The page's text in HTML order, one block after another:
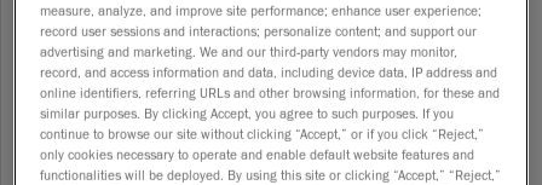
ビデオ
MetraSCAN 3D™ | FARO CREAFORMビデオ
MetraSCAN 3Dを活用すれば、どこでも正確な寸法測定を
行え、極めて複雑な形状の部品品質も検証できます。
measure, analyze, and improve site performance; enhance user experience;
record user sessions and interactions; personalize content; and support our
advertising and marketing. We and our third-party vendors may monitor,
record, and access information and data, including device data, IP address and
online identifiers, referring URLs and other browsing information, for these and
similar purposes. By clicking Accept, you agree to such purposes. If you
continue to browse our site without clicking “Accept,” or if you click “Reject,”
only cookies necessary to operate and enable default website features and
functionalities will be deployed. By using this site or clicking “Accept,” “Reject,”